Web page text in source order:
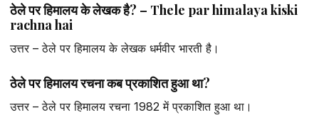
ठेले पर हिमालय के लेखक है? – Thele par himalaya kiski
rachna hai
उत्तर – ठेले पर हिमालय के लेखक धर्मवीर भारती है।
ठेले पर हिमालय रचना कब प्रकाशित हुआ था?
उत्तर – ठेले पर हिमालय रचना 1982 में प्रकाशित हुआ था।